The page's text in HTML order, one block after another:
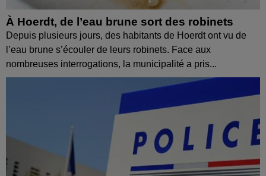
À Hoerdt, de l’eau brune sort des robinets
Depuis plusieurs jours, des habitants de Hoerdt ont vu de
l’eau brune s’écouler de leurs robinets. Face aux
nombreuses interrogations, la municipalité a pris...